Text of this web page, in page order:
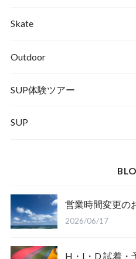
ACER
Turn Me On
KAYA
Salty Crew
Wetsuits,Rush Guard
Winter Goods
Bc Gear
Goggle
Helmet
SOX
Winter Shoes
Other
Skate
Outdoor
Norrona
SUP体験ツアー
SUP
営業時間変更の
2026/06/17
H・I・D 試着・